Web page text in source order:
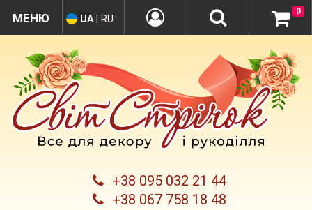
+38 095 032 21 44
+38 067 758 18 48
UA RU
0